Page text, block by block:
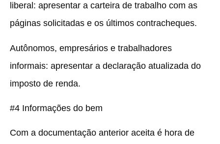
liberal: apresentar a carteira de trabalho com as
páginas solicitadas e os últimos contracheques.
Autônomos, empresários e trabalhadores
informais: apresentar a declaração atualizada do
imposto de renda.
#4 Informações do bem
Com a documentação anterior aceita é hora de